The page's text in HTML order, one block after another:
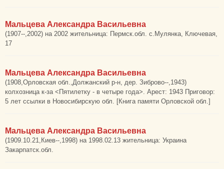
Мальцева Александра Васильевна
(1907--,2002) на 2002 жительница: Пермск.обл. с.Мулянка, Ключевая,
17
Мальцева Александра Васильевна
(1908,Орловская обл.,Должанский р-н, дер. Зиброво--,1943)
колхозница к-за <Пятилетку - в четыре года>. Арест: 1943 Приговор:
5 лет ссылки в Новосибирскую обл. [Книга памяти Орловской обл.]
Мальцева Александра Васильевна
(1909.10.21,Киев--,1998) на 1998.02.13 жительница: Украина
Закарпатск.обл.